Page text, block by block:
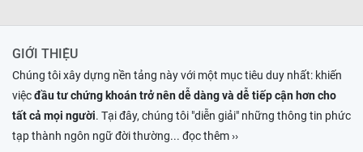
GIỚI THIỆU
Chúng tôi xây dựng nền tảng này với một mục tiêu duy nhất: khiến
việcđầu tư chứng khoán trở nên dễ dàng và dễ tiếp cận hơn cho
tất cả mọi người. Tại đây, chúng tôi "diễn giải" những thông tin phức
tạp thành ngôn ngữ đời thường... đọc thêm ››